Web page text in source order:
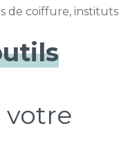
de coiffure, instituts
votre